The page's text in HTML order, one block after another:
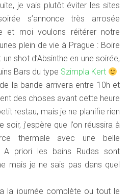
je vais plutôt éviter les sites
s’annonce très arrosée
et moi voulons réitérer notre
plein de vie à Prague : Boire
shot d’Absinthe en une soirée,
Bars du type Szimpla Kert
la bande arrivera entre 10h et
des choses avant cette heure
restau, mais je ne planifie rien
j’espère que l’on réussira à
thermale avec une belle
A priori les bains Rudas sont
mais je ne sais pas dans quel
la journée complète ou tout le